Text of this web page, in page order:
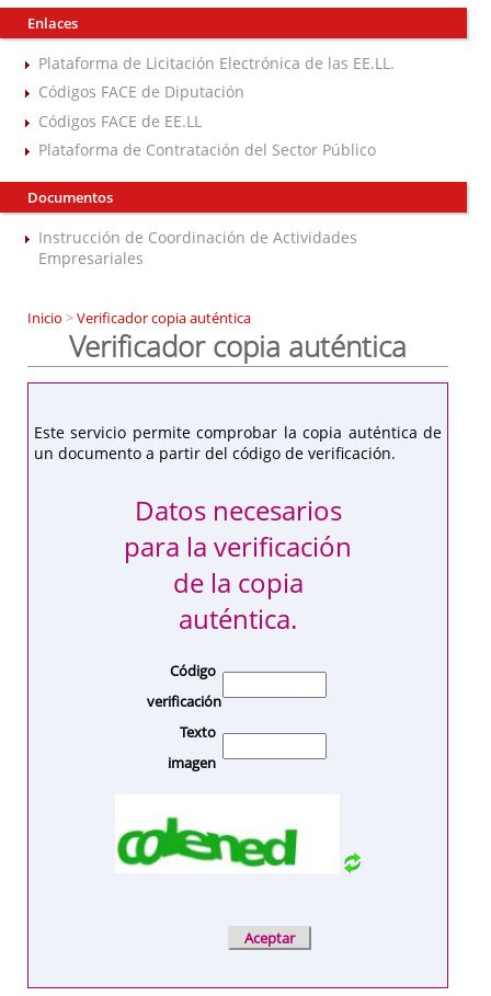
Enlaces
Plataforma de Licitación Electrónica de las EE.LL.
Códigos FACE de Diputación
Códigos FACE de EE.LL
Plataforma de Contratación del Sector Público
Documentos
Instrucción de Coordinación de Actividades
Empresariales
Inicio >Verificador copia auténtica
Verificador copia auténtica
Este servicio permite comprobar la copia auténtica de
un documento a partir del código de verificación.
Datos necesarios
para la verificación
de la copia
auténtica.
Código
verificación
Texto
imagen